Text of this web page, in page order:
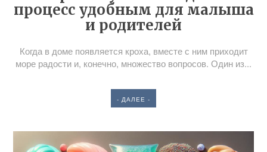
процесс удобным для малыша
и родителей
Когда в доме появляется кроха, вместе с ним приходит
море радости и, конечно, множество вопросов. Один из...
- ДАЛЕЕ -